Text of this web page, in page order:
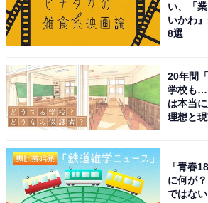
こちらもおすすめ
Z世代・α世代が選ぶ「
ズった人」ランキング！
1
い、「
いかわ
8選
20年間
学校も…
は本当
理想と
「青春
に何が
ではな